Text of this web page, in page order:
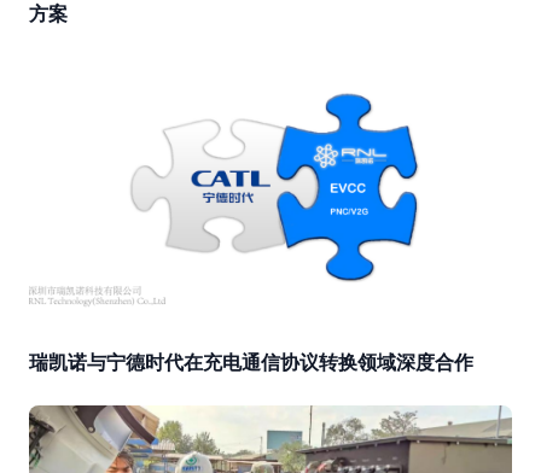
方案
瑞凯诺与宁德时代在充电通信协议转换领域深度合作